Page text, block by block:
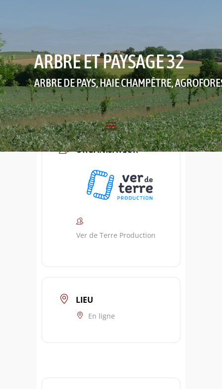
ARBRE ET PAYSAGE 32
ARBRE DE PAYS, HAIE CHAMPÊTRE,
ORGANISATEUR
Ver de Terre Production
LIEU
En ligne